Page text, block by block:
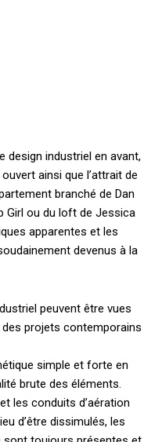
design industriel en avant,
ainsi que l’attrait de
branché de Dan
Girl ou du loft de Jessica
apparentes et les
devenus à la
peuvent être vues
projets contemporains
simple et forte en
brute des éléments.
les conduits d’aération
d’être dissimulés, les